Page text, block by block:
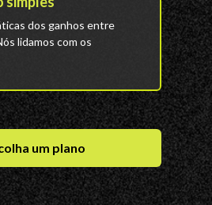
dos ganhos entre
lidamos com os
um plano